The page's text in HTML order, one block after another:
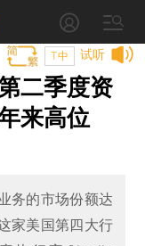
试听
T中
二季度资
来高位
务的市场份额达
家美国第四大行